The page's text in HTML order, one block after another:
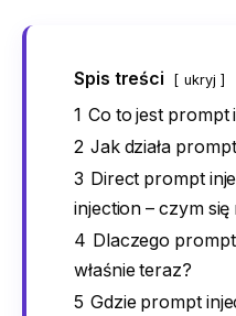
Spis treści ukryj
1 Co to jest prompt
2 Jak działa
3 Direct prompt
injection – czym się
4 Dlaczego
właśnie teraz?
5 Gdzie prompt